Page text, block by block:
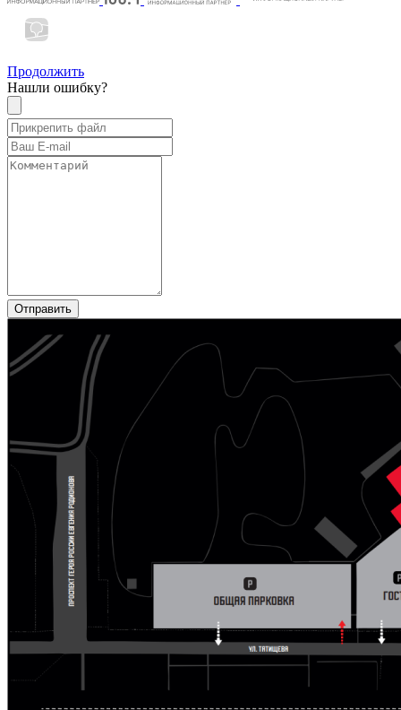
Продолжить
Нашли ошибку?